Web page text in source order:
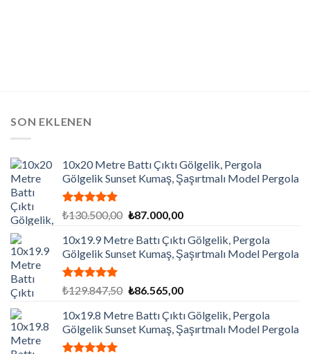
SON EKLENEN
10x20 Metre Battı Çıktı Gölgelik, Pergola
Gölgelik Sunset Kumaş, Şaşırtmalı Model Pergola
5 üzerinden
aldı
₺130.500,00 Orijinal
₺130.500,00.
₺87.000,00Şu
fiyat:
₺87.000,00.
10x19.9 Metre Battı Çıktı Gölgelik, Pergola
Gölgelik Sunset Kumaş, Şaşırtmalı Model Pergola
5 üzerinden
aldı
₺129.847,50 Orijinal
₺129.847,50.
₺86.565,00Şu
fiyat:
₺86.565,00.
10x19.8 Metre Battı Çıktı Gölgelik, Pergola
Gölgelik Sunset Kumaş, Şaşırtmalı Model Pergola